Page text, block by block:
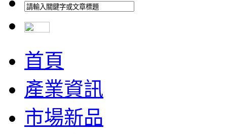
首頁
產業資訊
市場新品